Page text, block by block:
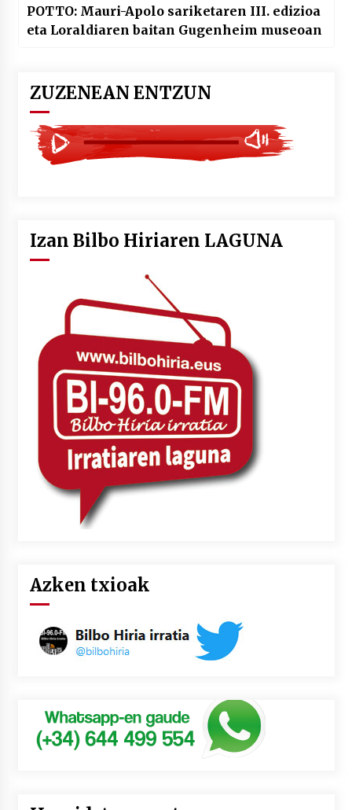
POTTO: Mauri-Apolo sariketaren III. edizioa
eta Loraldiaren baitan Gugenheim museoan
ZUZENEAN ENTZUN
Izan Bilbo Hiriaren LAGUNA
Azken txioak